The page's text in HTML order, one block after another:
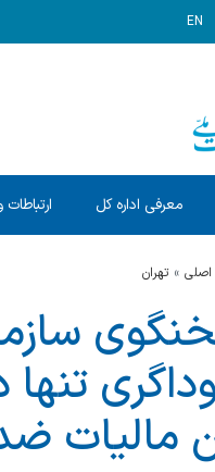
EN
معرفی اداره کل
تهران
مالیات